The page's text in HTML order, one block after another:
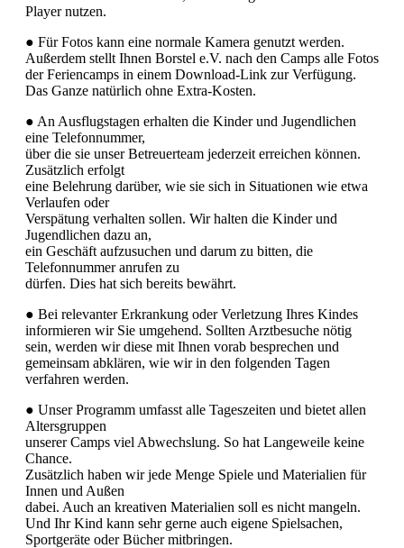
Player nutzen.
● Für Fotos kann eine normale Kamera genutzt werden.
Außerdem stellt Ihnen Borstel e.V. nach den Camps alle Fotos
der Feriencamps in einem Download-Link zur Verfügung.
Das Ganze natürlich ohne Extra-Kosten.
● An Ausflugstagen erhalten die Kinder und Jugendlichen
eine Telefonnummer,
über die sie unser Betreuerteam jederzeit erreichen können.
Zusätzlich erfolgt
eine Belehrung darüber, wie sie sich in Situationen wie etwa
Verlaufen oder
Verspätung verhalten sollen. Wir halten die Kinder und
Jugendlichen dazu an,
ein Geschäft aufzusuchen und darum zu bitten, die
Telefonnummer anrufen zu
dürfen. Dies hat sich bereits bewährt.
● Bei relevanter Erkrankung oder Verletzung Ihres Kindes
informieren wir Sie umgehend. Sollten Arztbesuche nötig
sein, werden wir diese mit Ihnen vorab besprechen und
gemeinsam abklären, wie wir in den folgenden Tagen
verfahren werden.
● Unser Programm umfasst alle Tageszeiten und bietet allen
Altersgruppen
unserer Camps viel Abwechslung. So hat Langeweile keine
Chance.
Zusätzlich haben wir jede Menge Spiele und Materialien für
Innen und Außen
dabei. Auch an kreativen Materialien soll es nicht mangeln.
Und Ihr Kind kann sehr gerne auch eigene Spielsachen,
Sportgeräte oder Bücher mitbringen.